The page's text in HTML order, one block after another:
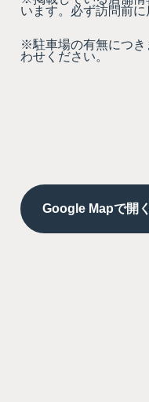
います。必ず訪問前に
※駐車場の有無につき
わせください。
Google Mapで開く